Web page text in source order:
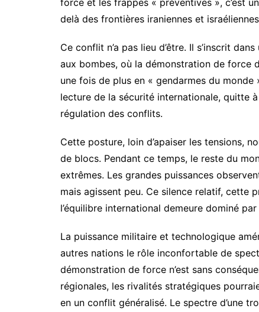
delà des frontières iraniennes et
Ce conflit n’a pas lieu d’être. Il s’inscrit
aux bombes, où la démonstration de force
une fois de plus en « gendarmes du
lecture de la sécurité internationale, quitte
régulation des conflits.
Cette posture, loin d’apaiser les tensions,
de blocs. Pendant ce temps, le reste du
extrêmes. Les grandes puissances
mais agissent peu. Ce silence relatif, cette
l’équilibre international demeure dominé
La puissance militaire et technologique
autres nations le rôle inconfortable de
démonstration de force n’est sans
régionales, les rivalités stratégiques
en un conflit généralisé. Le spectre d’une